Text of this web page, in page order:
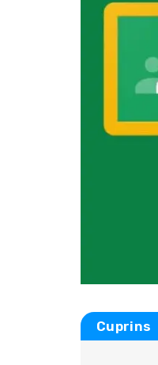
Cuprins